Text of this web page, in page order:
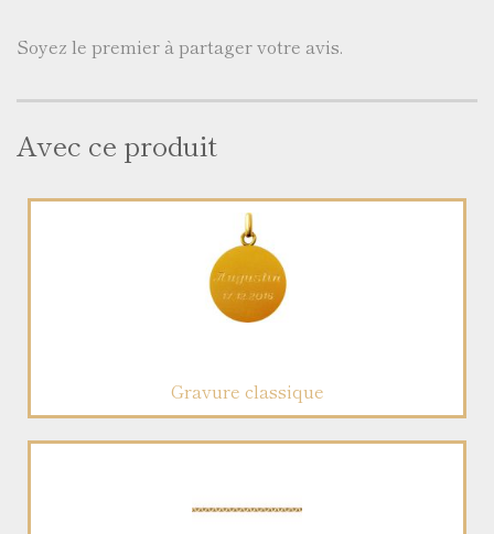
Soyez le premier à partager votre avis.
Avec ce produit
Gravure classique